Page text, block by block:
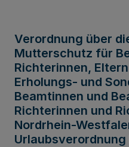
Verordnung über
Mutterschutz für
Richterinnen,
Erholungs- und
Beamtinnen und
Richterinnen und
Nordrhein-
Urlaubsverordnung